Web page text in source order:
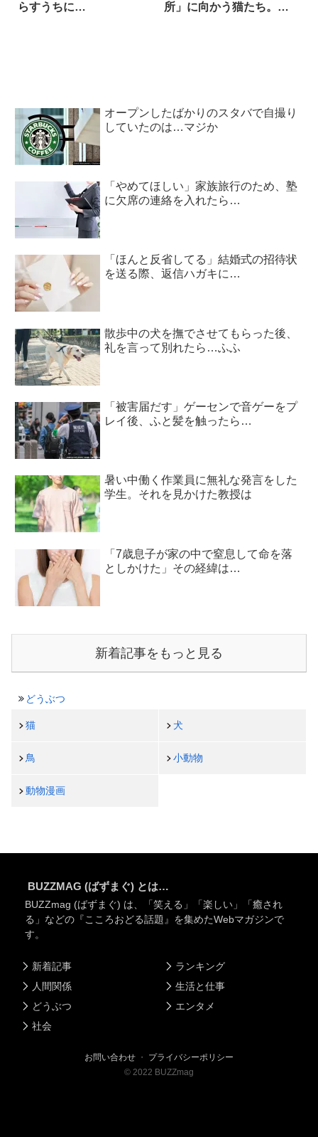
らすうちに…
所」に向かう猫たち。し
オープンしたばかりのスタバで自撮り
していたのは…マジか
「やめてほしい」家族旅行のため、塾
に欠席の連絡を入れたら…
「ほんと反省してる」結婚式の招待状
を送る際、返信ハガキに…
散歩中の犬を撫でさせてもらった後、
礼を言って別れたら…ふふ
「被害届だす」ゲーセンで音ゲーをプ
レイ後、ふと髪を触ったら…
暑い中働く作業員に無礼な発言をした
学生。それを見かけた教授は
「7歳息子が家の中で窒息して命を落
としかけた」その経緯は…
新着記事をもっと見る
どうぶつ
猫 犬
鳥 小動物
動物漫画
BUZZMAG (ばずまぐ) とは…
BUZZmag (ばずまぐ) は、「笑える」「楽しい」「癒され
る」などの『こころおどる話題』を集めたWebマガジンで
す。
新着記事
人間関係
どうぶつ
社会
ランキング
生活と仕事
エンタメ
お問い合わせ ・ プライバシーポリシー
© 2022 BUZZmag